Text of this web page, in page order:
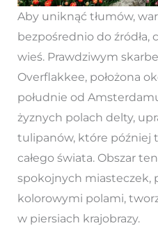
Aby uniknąć tłumów,
bezpośrednio do źródła,
wieś. Prawdziwym
Overflakkee, położona
południe od
żyznych polach delty,
tulipanów, które później
całego świata. Obszar
spokojnych miasteczek,
kolorowymi polami,
w piersiach krajobrazy.